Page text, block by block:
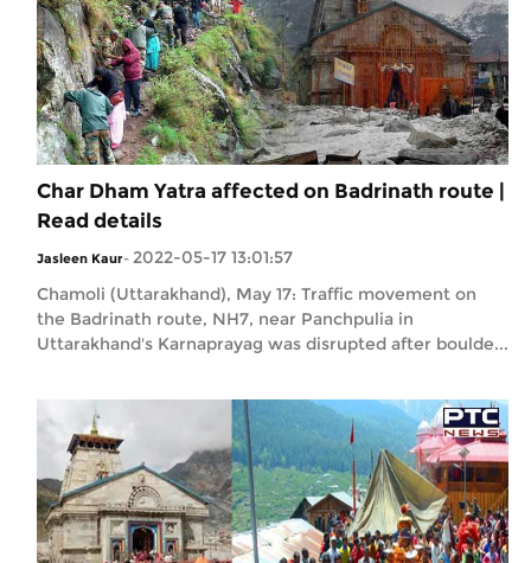
Char Dham Yatra affected on Badrinath route |
Read details
Jasleen Kaur- 2022-05-17 13:01:57
Chamoli (Uttarakhand), May 17: Traffic movement on
the Badrinath route, NH7, near Panchpulia in
Uttarakhand's Karnaprayag was disrupted after boulde...